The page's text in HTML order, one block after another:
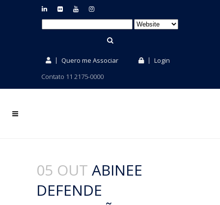
Quero me Associar
Login
Contato 11 2175-0000
05 OUT ABINEE
DEFENDE